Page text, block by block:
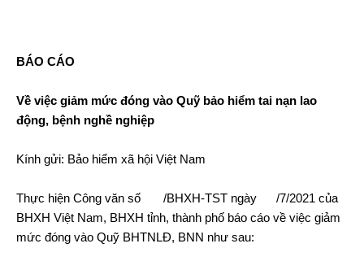
BÁO CÁO
Về việc giảm mức đóng vào Quỹ bảo hiểm tai nạn lao
động, bệnh nghề nghiệp
Kính gửi: Bảo hiểm xã hội Việt Nam
Thực hiện Công văn số /BHXH-TST ngày /7/2021 của
BHXH Việt Nam, BHXH tỉnh, thành phố báo cáo về việc giảm
mức đóng vào Quỹ BHTNLĐ, BNN như sau: